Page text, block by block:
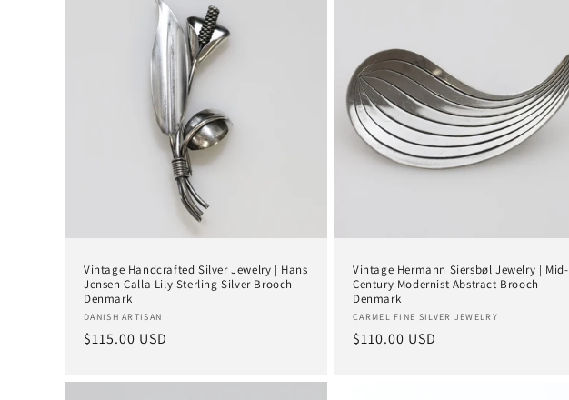
Vintage Handcrafted Silver Jewelry | Hans
Jensen Calla Lily Sterling Silver Brooch
Denmark
Anbieter:
DANISH ARTISAN
Normaler
$115.00 USD
Vintage Hermann Siersbøl Jewelry | Mid-
Century Modernist Abstract Brooch
Denmark
Anbieter:
CARMEL FINE SILVER JEWELRY
Normaler
$110.00 USD